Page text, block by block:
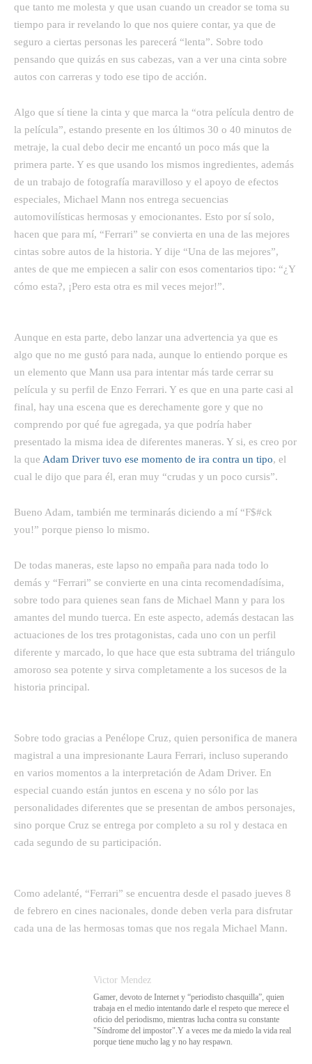
que tanto me molesta y que usan cuando un creador se toma su
tiempo para ir revelando lo que nos quiere contar, ya que de
seguro a ciertas personas les parecerá “lenta”. Sobre todo
pensando que quizás en sus cabezas, van a ver una cinta sobre
autos con carreras y todo ese tipo de acción.
Algo que sí tiene la cinta y que marca la “otra película dentro de
la película”, estando presente en los últimos 30 o 40 minutos de
metraje, la cual debo decir me encantó un poco más que la
primera parte. Y es que usando los mismos ingredientes, además
de un trabajo de fotografía maravilloso y el apoyo de efectos
especiales, Michael Mann nos entrega secuencias
automovilísticas hermosas y emocionantes. Esto por sí solo,
hacen que para mí, “Ferrari” se convierta en una de las mejores
cintas sobre autos de la historia. Y dije “Una de las mejores”,
antes de que me empiecen a salir con esos comentarios tipo: “¿Y
cómo esta?, ¡Pero esta otra es mil veces mejor!”.
Aunque en esta parte, debo lanzar una advertencia ya que es
algo que no me gustó para nada, aunque lo entiendo porque es
un elemento que Mann usa para intentar más tarde cerrar su
película y su perfil de Enzo Ferrari. Y es que en una parte casi al
final, hay una escena que es derechamente gore y que no
comprendo por qué fue agregada, ya que podría haber
presentado la misma idea de diferentes maneras. Y si, es creo por
la que Adam Driver tuvo ese momento de ira contra un tipo, el
cual le dijo que para él, eran muy “crudas y un poco cursis”.
Bueno Adam, también me terminarás diciendo a mí “F$#ck
you!” porque pienso lo mismo.
De todas maneras, este lapso no empaña para nada todo lo
demás y “Ferrari” se convierte en una cinta recomendadísima,
sobre todo para quienes sean fans de Michael Mann y para los
amantes del mundo tuerca. En este aspecto, además destacan las
actuaciones de los tres protagonistas, cada uno con un perfil
diferente y marcado, lo que hace que esta subtrama del triángulo
amoroso sea potente y sirva completamente a los sucesos de la
historia principal.
Sobre todo gracias a Penélope Cruz, quien personifica de manera
magistral a una impresionante Laura Ferrari, incluso superando
en varios momentos a la interpretación de Adam Driver. En
especial cuando están juntos en escena y no sólo por las
personalidades diferentes que se presentan de ambos personajes,
sino porque Cruz se entrega por completo a su rol y destaca en
cada segundo de su participación.
Como adelanté, “Ferrari” se encuentra desde el pasado jueves 8
de febrero en cines nacionales, donde deben verla para disfrutar
cada una de las hermosas tomas que nos regala Michael Mann.
Victor Mendez
Gamer, devoto de Internet y “periodisto chasquilla”, quien
trabaja en el medio intentando darle el respeto que merece el
oficio del periodismo, mientras lucha contra su constante
"Síndrome del impostor".Y a veces me da miedo la vida real
porque tiene mucho lag y no hay respawn.